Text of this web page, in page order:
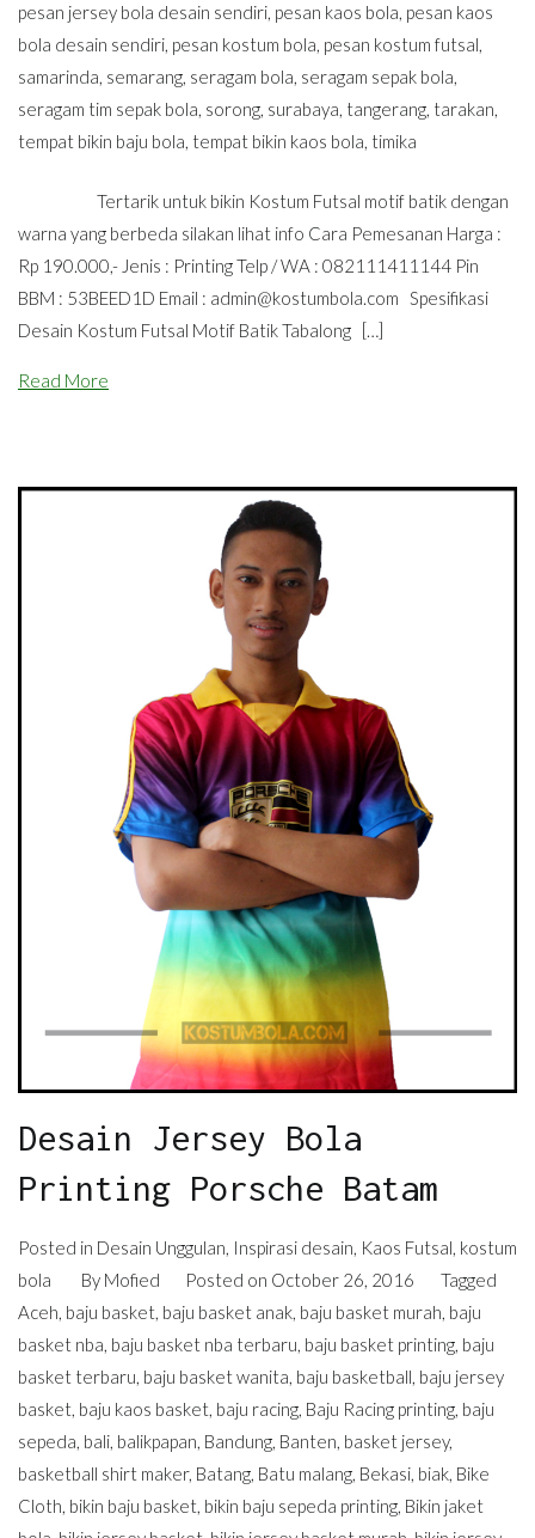
pesan jersey bola desain sendiri, pesan kaos bola, pesan kaos
bola desain sendiri, pesan kostum bola, pesan kostum futsal,
samarinda, semarang, seragam bola, seragam sepak bola,
seragam tim sepak bola, sorong, surabaya, tangerang, tarakan,
tempat bikin baju bola, tempat bikin kaos bola, timika
Tertarik untuk bikin Kostum Futsal motif batik dengan
warna yang berbeda silakan lihat info Cara Pemesanan Harga :
Rp 190.000,- Jenis : Printing Telp / WA : 082111411144 Pin
BBM : 53BEED1D Email : admin@kostumbola.com Spesifikasi
Desain Kostum Futsal Motif Batik Tabalong […]
Read More
Desain Jersey Bola
Printing Porsche Batam
Posted in Desain Unggulan, Inspirasi desain, Kaos Futsal, kostum
bola
By Mofied Posted on October 26, 2016
Tagged
Aceh, baju basket, baju basket anak, baju basket murah, baju
basket nba, baju basket nba terbaru, baju basket printing, baju
basket terbaru, baju basket wanita, baju basketball, baju jersey
basket, baju kaos basket, baju racing, Baju Racing printing, baju
sepeda, bali, balikpapan, Bandung, Banten, basket jersey,
basketball shirt maker, Batang, Batu malang, Bekasi, biak, Bike
Cloth, bikin baju basket, bikin baju sepeda printing, Bikin jaket